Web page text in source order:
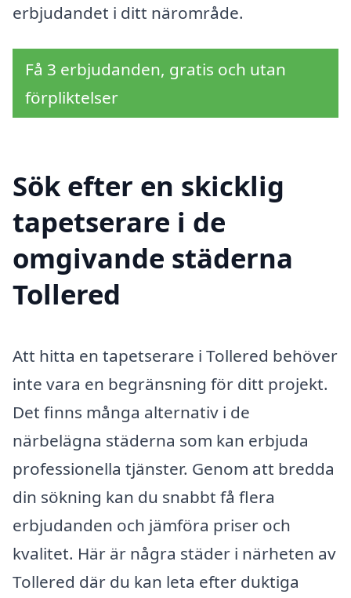
erbjudandet i ditt närområde.
Få 3 erbjudanden, gratis och utan
förpliktelser
Sök efter en skicklig
tapetserare i de
omgivande städerna
Tollered
Att hitta en tapetserare i Tollered behöver
inte vara en begränsning för ditt projekt.
Det finns många alternativ i de
närbelägna städerna som kan erbjuda
professionella tjänster. Genom att bredda
din sökning kan du snabbt få flera
erbjudanden och jämföra priser och
kvalitet. Här är några städer i närheten av
Tollered där du kan leta efter duktiga